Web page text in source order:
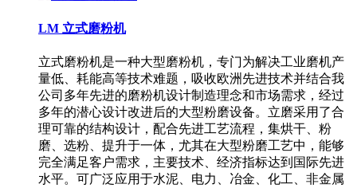
LM 立式磨粉机
立式磨粉机是一种大型磨粉机，专门为解决工业磨机产
量低、耗能高等技术难题，吸收欧洲先进技术并结合我
公司多年先进的磨粉机设计制造理念和市场需求，经过
多年的潜心设计改进后的大型粉磨设备。立磨采用了合
理可靠的结构设计，配合先进工艺流程，集烘干、粉
磨、选粉、提升于一体，尤其在大型粉磨工艺中，能够
完全满足客户需求，主要技术、经济指标达到国际先进
水平。可广泛应用于水泥、电力、冶金、化工、非金属